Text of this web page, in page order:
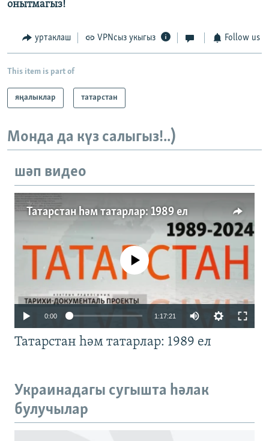
онытмагыз!
уртаклаш VPNсыз укыгыз Follow us
This item is part of
яңалыклар татарстан
Монда да күз салыгыз!..)
шәп видео
Татарстан һәм татарлар: 1989 ел
No media source currently available
0:00 1:17:21
720p
Татарстан һәм татарлар: 1989 ел
Украинадагы сугышта һәлак
булучылар